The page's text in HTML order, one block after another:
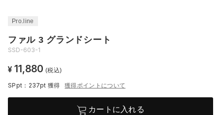
Pro.line
ファル 3 グランドシート
SSD-603-1
¥ 11,880 (税込)
SPpt：237pt 獲得 獲得ポイントについて
カートに入れる